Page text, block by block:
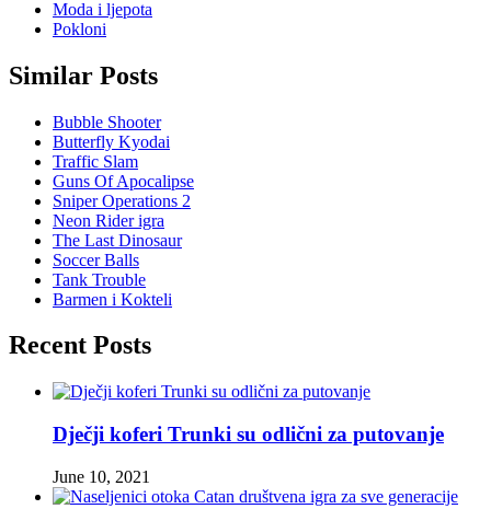
Moda i ljepota
Pokloni
Similar Posts
Bubble Shooter
Butterfly Kyodai
Traffic Slam
Guns Of Apocalipse
Sniper Operations 2
Neon Rider igra
The Last Dinosaur
Soccer Balls
Tank Trouble
Barmen i Kokteli
Recent Posts
Dječji koferi Trunki su odlični za putovanje
June 10, 2021